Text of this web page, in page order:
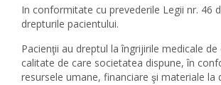
In conformitate cu prevederile Legii nr. 46
drepturile pacientului.
Pacienţii au dreptul la îngrijirile medicale
calitate de care societatea dispune, în
resursele umane, financiare şi materiale la